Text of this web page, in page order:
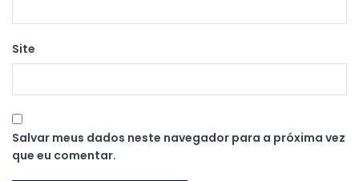
Site
Salvar meus dados neste navegador para a próxima vez
que eu comentar.